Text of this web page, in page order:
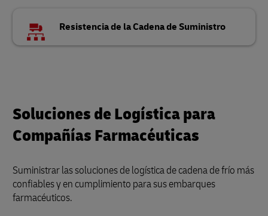
Resistencia de la Cadena de Suministro
Soluciones de Logística para
Compañías Farmacéuticas
Suministrar las soluciones de logística de cadena de frío más
confiables y en cumplimiento para sus embarques
farmacéuticos.